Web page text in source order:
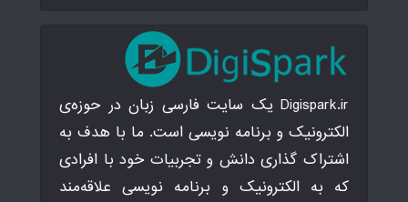
Digispark.ir یک سایت فارسی زبان در حوزه‌ی
الکترونیک و برنامه نویسی است. ما با هدف به
اشتراک گذاری دانش و تجربیات خود با افرادی
که به الکترونیک و برنامه نویسی علاقه‌مند